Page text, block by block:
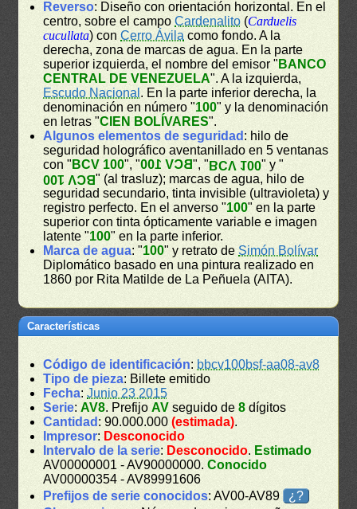
Reverso: Diseño con orientación horizontal. En el
centro, sobre el campoCardenalito (Carduelis
cucullata) conCerro Ávila como fondo. A la
derecha, zona de marcas de agua. En la parte
superior izquierda, el nombre del emisor " BANCO
CENTRAL DE VENEZUELA". A la izquierda,
Escudo Nacional . En la parte inferior derecha, la
denominación en número "100" y la denominación
en letras "CIEN BOLÍVARES".
Algunos elementos de seguridad : hilo de
seguridad holográfico aventanillado en 5 ventanas
con " BCV 100", "BCV 100", "BCV 100" y "
BCV 100" (al trasluz); marcas de agua, hilo de
seguridad secundario, tinta invisible (ultravioleta) y
registro perfecto. En el anverso "100" en la parte
superior con tinta ópticamente variable e imagen
latente "100" en la parte inferior.
Marca de agua: "100" y retrato deSimón Bolívar
Diplomático basado en una pintura realizado en
1860 por Rita Matilde de La Peñuela (AITA).
Características
Código de identificación: bbcv100bsf-aa08-av8
Tipo de pieza: Billete emitido
Fecha:Junio 23 2015
Serie:AV8. PrefijoAV seguido de8 dígitos
Cantidad : 90.000.000(estimada).
Impresor: Desconocido
Intervalo de la serie: Desconocido. Estimado
AV00000001 - AV90000000.Conocido
AV00000354 - AV89991606
Prefijos de serie conocidos: AV00-AV89
¿?